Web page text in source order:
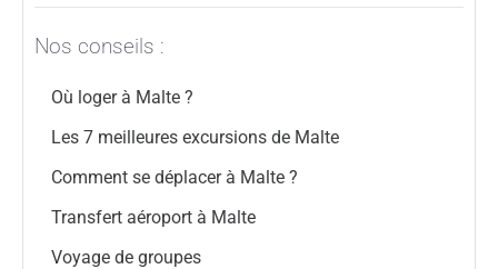
Nos conseils :
Où loger à Malte ?
Les 7 meilleures excursions de Malte
Comment se déplacer à Malte ?
Transfert aéroport à Malte
Voyage de groupes